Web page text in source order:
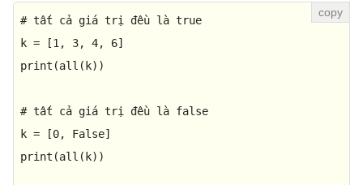
# tất cả giá trị đều là true
k = [1 , 3, 4, 6
print (all (k))
# tất cả giá trị đều là false
k = [0, False
print (all (k))